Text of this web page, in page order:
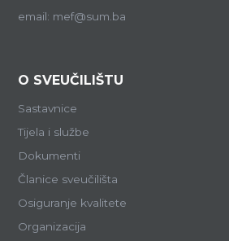
email: mef@sum.ba
O SVEUČILIŠTU
Sastavnice
Tijela i službe
Dokumenti
Članice sveučilišta
Osiguranje kvalitete
Organizacija